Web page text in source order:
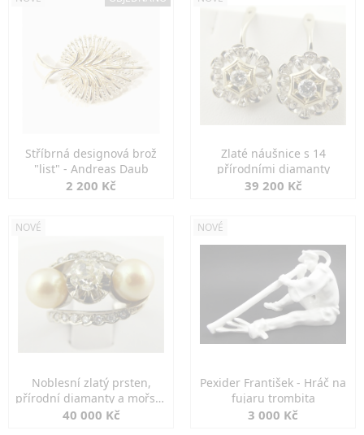
Stříbrná designová brož
"list" - Andreas Daub
2 200 Kč
Zlaté náušnice s 14
přírodními diamanty
39 200 Kč
NOVÉ
Noblesní zlatý prsten,
přírodní diamanty a mořské
perly
40 000 Kč
NOVÉ
Pexider František - Hráč na
fujaru trombita
3 000 Kč